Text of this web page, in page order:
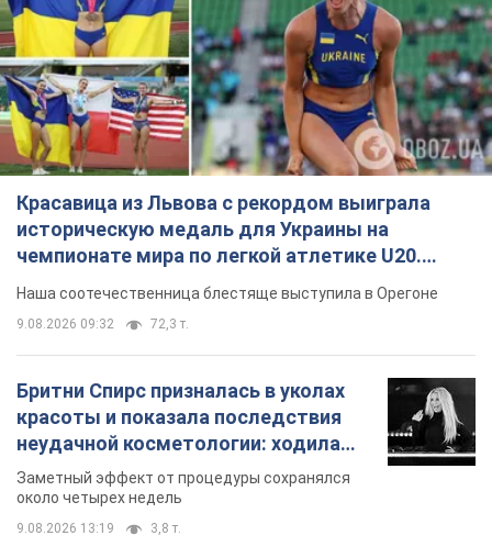
Красавица из Львова с рекордом выиграла
историческую медаль для Украины на
чемпионате мира по легкой атлетике U20.
Видео
Наша соотечественница блестяще выступила в Орегоне
9.08.2026 09:32 72,3 т.
Бритни Спирс призналась в уколах
красоты и показала последствия
неудачной косметологии: ходила
так почти месяц
Заметный эффект от процедуры сохранялся
около четырех недель
9.08.2026 13:19 3,8 т.